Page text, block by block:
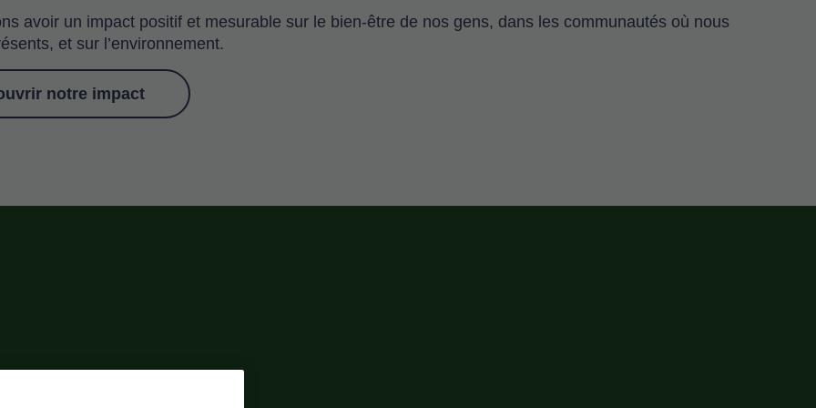
avoir un impact positif et mesurable sur le bien-être de nos gens, dans les communautés où nous
et sur l’environnement.
notre impact